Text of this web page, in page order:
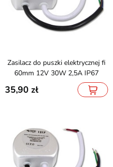
Zasilacz do puszki elektrycznej fi
60mm 12V 30W 2,5A IP67
35,90